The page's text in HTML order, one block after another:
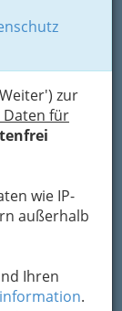
zur
Daten für
wie IP-
außerhalb
Ihren
.
dem